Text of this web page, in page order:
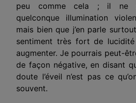
peu comme cela ; il ne
quelconque illumination
mais bien que j’en parle
sentiment très fort de
augmenter. Je pourrais peut-
de façon négative, en disant
doute l’éveil n’est pas ce
souvent.